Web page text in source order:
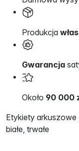
Produkcja
Gwarancja
Około 90 000
Etykiety arkuszowe
białe, trwałe